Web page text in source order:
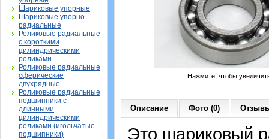
Шариковые упорные
Шариковые упорно-
радиальные
Роликовые радиальные
с короткими
цилиндрическими
роликами
Роликовые радиальные
сферические
двухрядные
Роликовые радиальные
подшипники с
длинными
цилиндрическими
роликами (игольчатые
подшипники)
Нажмите, чтобы
Описание Фото (0)
Это шариковый